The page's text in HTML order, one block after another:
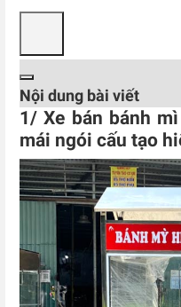
Nội dung bài viết
1/ Xe bán bánh
mái ngói cấu tạo